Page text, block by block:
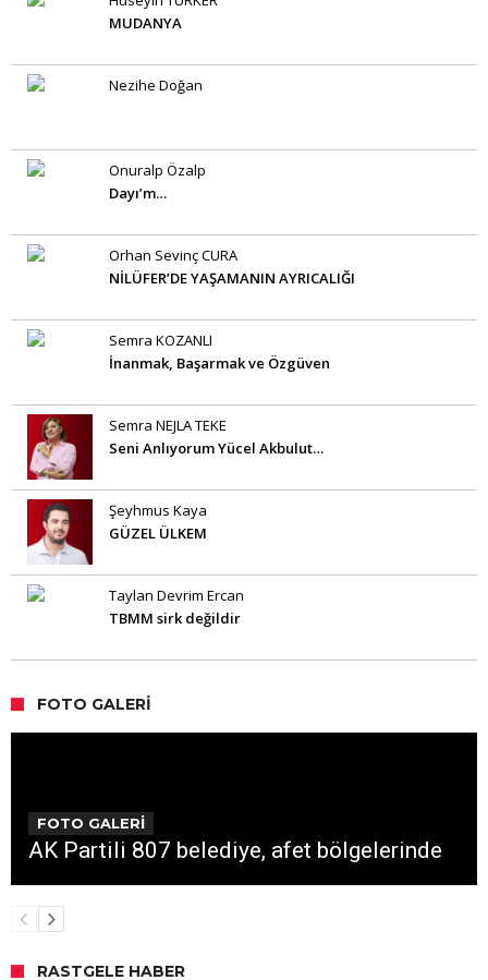
MUDANYA
Nezihe Doğan
Onuralp Özalp
Dayı’m…
Orhan Sevinç CURA
NİLÜFER’DE YAŞAMANIN AYRICALIĞI
Semra KOZANLI
İnanmak, Başarmak ve Özgüven
Semra NEJLA TEKE
Seni Anlıyorum Yücel Akbulut…
Şeyhmus Kaya
GÜZEL ÜLKEM
Taylan Devrim Ercan
TBMM sirk değildir
FOTO GALERI
FOTO GALERİ
AK Partili 807 belediye, afet bölgelerinde
RASTGELE HABER